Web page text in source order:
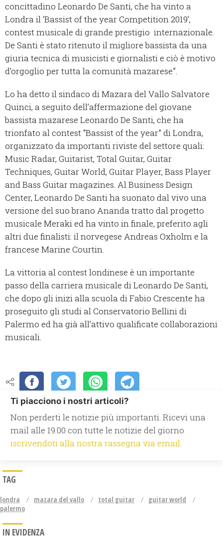
concittadino Leonardo De Santi, che ha vinto a
Londra il ‘Bassist of the year Competition 2019’,
contest musicale di grande prestigio internazionale.
De Santi è stato ritenuto il migliore bassista da una
giuria tecnica di musicisti e giornalisti e ciò è motivo
d’orgoglio per tutta la comunità mazarese”.
Lo ha detto il sindaco di Mazara del Vallo Salvatore
Quinci, a seguito dell’affermazione del giovane
bassista mazarese Leonardo De Santi, che ha
trionfato al contest “Bassist of the year” di Londra,
organizzato da importanti riviste del settore quali:
Music Radar, Guitarist, Total Guitar, Guitar
Techniques, Guitar World, Guitar Player, Bass Player
and Bass Guitar magazines. Al Business Design
Center, Leonardo De Santi ha suonato dal vivo una
versione del suo brano Ananda tratto dal progetto
musicale Meraki ed ha vinto in finale, preferito agli
altri due finalisti: il norvegese Andreas Oxholm e la
francese Marine Courtin.
La vittoria al contest londinese è un importante
passo della carriera musicale di Leonardo De Santi,
che dopo gli inizi alla scuola di Fabio Crescente ha
proseguito gli studi al Conservatorio Bellini di
Palermo ed ha già all’attivo qualificate collaborazioni
musicali.
Ti piacciono i nostri articoli?
Non perderti le notizie più importanti. Ricevi una
mail alle 19.00 con tutte le notizie del giorno
iscrivendoti alla nostra rassegna via email.
TAG
londra mazara del vallo total guitar
guitar world
palermo
IN EVIDENZA